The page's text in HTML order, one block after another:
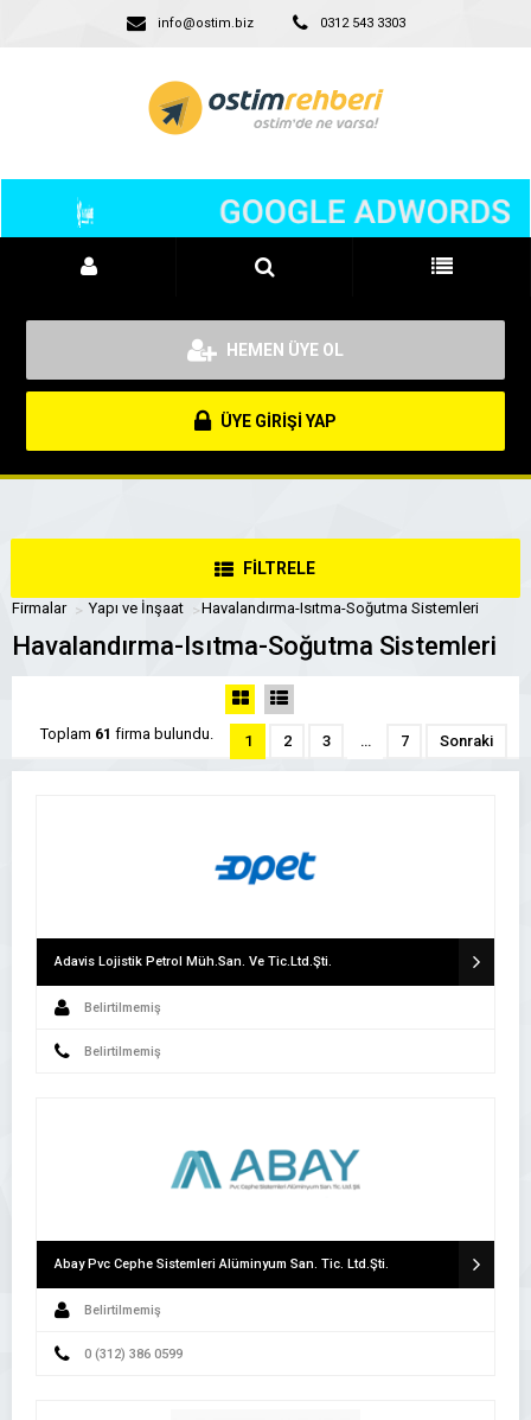
info@ostim.biz 0312 543 3303
HEMEN ÜYE OL
ÜYE GİRİŞİ YAP
FİLTRELE
Firmalar Yapı ve İnşaat Havalandırma-Isıtma-Soğutma Sistemleri
Havalandırma-Isıtma-Soğutma Sistemleri
Toplam 61 firma bulundu. 1 2 3 … 7 Sonraki
Adavis Lojistik Petrol Müh.San. Ve Tic.Ltd.Şti.
Belirtilmemiş
Belirtilmemiş
Abay Pvc Cephe Sistemleri Alüminyum San. Tic. Ltd.Şti.
Belirtilmemiş
0 (312) 386 0599